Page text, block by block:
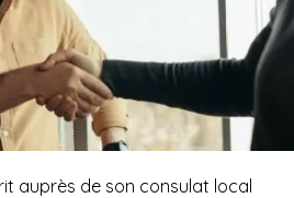
auprès de son consulat local